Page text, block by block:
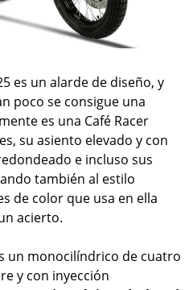
es un alarde de diseño, y
poco se consigue una
es una Café Racer
su asiento elevado y con
e incluso sus
también al estilo
de color que usa en ella
acierto.
un monocilíndrico de cuatro
y con inyección